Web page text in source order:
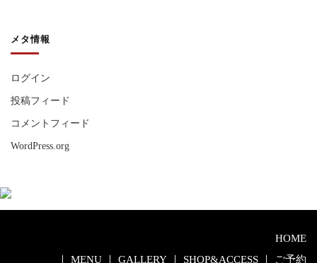
メタ情報
ログイン
投稿フィード
コメントフィード
WordPress.org
HOME
MENU GALLERY SHOP&ACCESS ご予約